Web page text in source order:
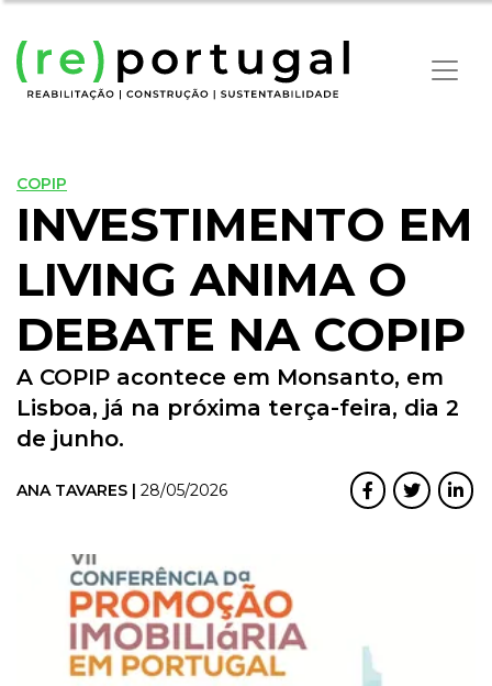
COPIP
INVESTIMENTO EM
LIVING ANIMA O
DEBATE NA COPIP
A COPIP acontece em Monsanto, em
Lisboa, já na próxima terça-feira, dia 2
de junho.
ANA TAVARES | 28/05/2026